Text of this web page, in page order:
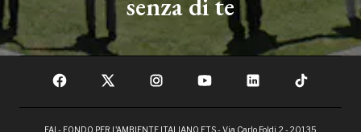
FAI - FONDO PER L'AMBIENTE ITALIANO ETS - Via Carlo Foldi, 2 - 20135